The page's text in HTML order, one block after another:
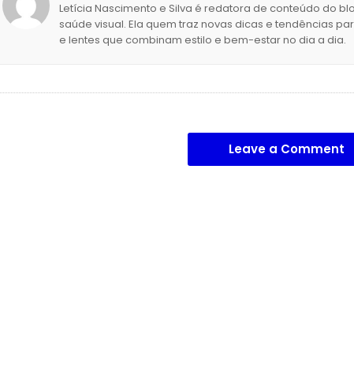
Letícia Nascimento e Silva é redatora de conteúdo do
saúde visual. Ela quem traz novas dicas e tendências
e lentes que combinam estilo e bem-estar no dia a dia.
Leave a Comment